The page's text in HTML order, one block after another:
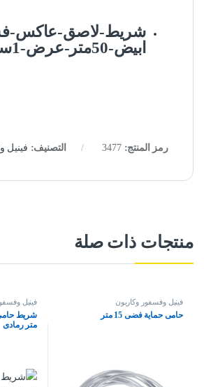
شريط-لاصق-عاكس-
ابيض-50متر-عرض-1سم
رمز المنتج:3477 التصنيف: فينيل
منتجات ذات صلة
فينيل وفسفور وكاربون
حامى حماية فضى 15 متر
فينيل
متر رمادى